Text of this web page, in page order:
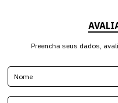
Preencha seus dados,